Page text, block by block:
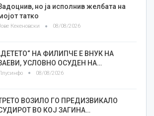
но ја исполнив желбата на
татко
Кекеновски 08/08/2026
НА ФИЛИПЧЕ Е ВНУК НА
УСЛОВНО ОСУДЕН НА…
08/08/2026
ВОЗИЛО ГО ПРЕДИЗВИКАЛО
ВО КОЈ ЗАГИНА…